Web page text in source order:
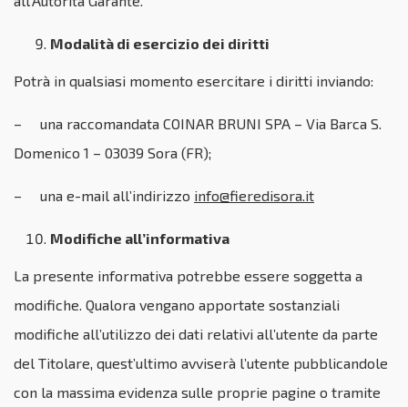
Modalità di esercizio dei diritti
Potrà in qualsiasi momento esercitare i diritti inviando:
– una raccomandata COINAR BRUNI SPA – Via Barca S.
Domenico 1 – 03039 Sora (FR);
– una e-mail all’indirizzo info@fieredisora.it
Modifiche all’informativa
La presente informativa potrebbe essere soggetta a
modifiche. Qualora vengano apportate sostanziali
modifiche all’utilizzo dei dati relativi all’utente da parte
del Titolare, quest’ultimo avviserà l’utente pubblicandole
con la massima evidenza sulle proprie pagine o tramite